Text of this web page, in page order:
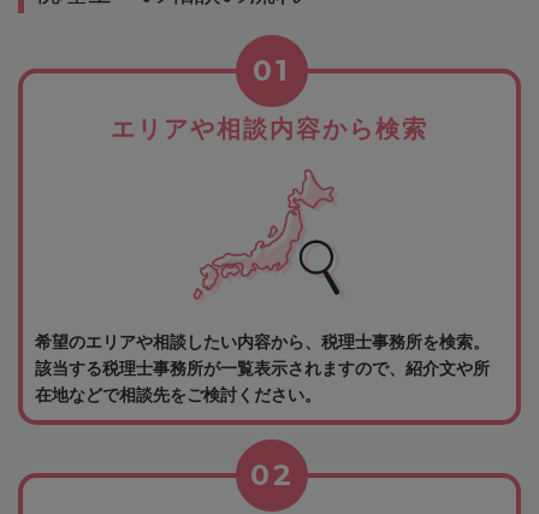
エリアや相談内容から検索
01
希望のエリアや相談したい内容から、税理士事務所を検索。
該当する税理士事務所が一覧表示されますので、紹介文や所
在地などで相談先をご検討ください。
02